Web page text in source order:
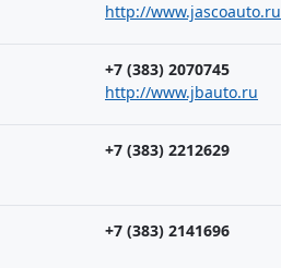
http://www.jascoauto.ru
+7 (383) 2070745
http://www.jbauto.ru
+7 (383) 2212629
+7 (383) 2141696